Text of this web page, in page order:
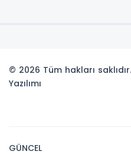
© 2026 Tüm hakları
Yazılımı
GÜNCEL